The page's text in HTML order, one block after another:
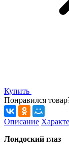
Купить
Понравился
Описание
Лондоский глаз